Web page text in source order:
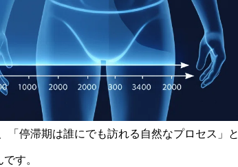
「停滞期は誰にでも訪れる自然なプロセス」と
す。